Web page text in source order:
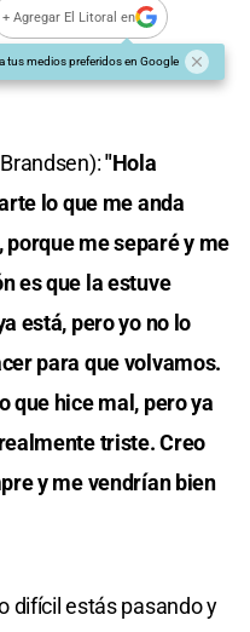
+ Agregar El Litoral en
tus medios preferidos en Google
"Hola
lo que me anda
porque me separé y me
es que la estuve
está, pero yo no lo
para que volvamos.
que hice mal, pero ya
triste. Creo
y me vendrían bien
difícil estás pasando y